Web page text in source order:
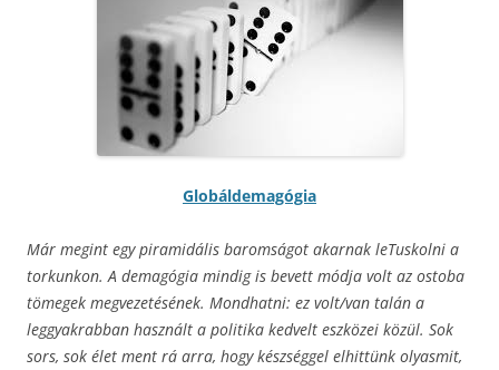
Globáldemagógia
Már megint egy piramidális baromságot akarnak leTuskolni a
torkunkon. A demagógia mindig is bevett módja volt az ostoba
tömegek megvezetésének. Mondhatni: ez volt/van talán a
leggyakrabban használt a politika kedvelt eszközei közül. Sok
sors, sok élet ment rá arra, hogy készséggel elhittünk olyasmit,